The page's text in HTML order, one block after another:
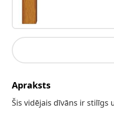
Apraksts
Šis vidējais dīvāns ir